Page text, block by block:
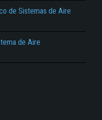
de Sistemas de Aire
de Aire
el contenido.